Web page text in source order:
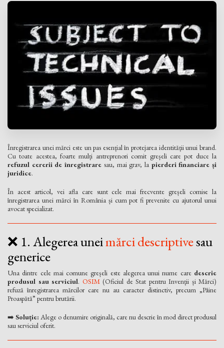
Înregistrarea unei mărci este un pas esențial în protejarea identității unui brand.
Cu toate acestea, foarte mulți antreprenori comit greșeli care pot duce la
refuzul cererii de înregistrare sau, mai grav, la pierderi financiare și
juridice.
În acest articol, vei afla care sunt cele mai frecvente greșeli comise la
înregistrarea unei mărci în România și cum pot fi prevenite cu ajutorul unui
avocat specializat.
❌ 1. Alegerea uneimărci descriptivesau
generice
Una dintre cele mai comune greșeli este alegerea unui nume care descrie
produsul sau serviciul. OSIM(Oficiul de Stat pentru Invenții și Mărci)
refuză înregistrarea mărcilor care nu au caracter distinctiv, precum „Pâine
Proaspătă” pentru brutării.
➡️ Soluție: Alege o denumire originală, care nu descrie în mod direct produsul
sau serviciul oferit.